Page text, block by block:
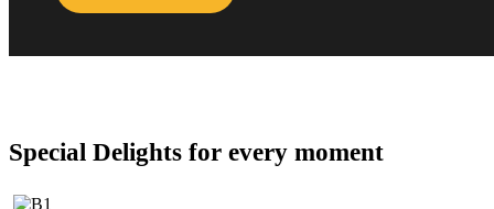
Special Delights for every moment